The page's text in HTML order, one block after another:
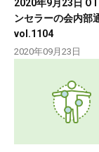
2020年9月23日
ンセラーの会内部
vol.1104
2020年09月23日